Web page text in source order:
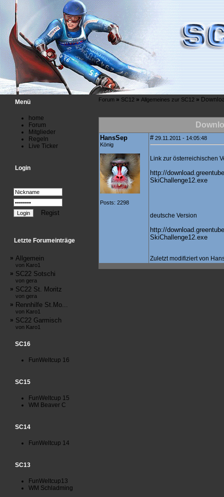
Menü
home
Forum
Mitglieder
Regeln
Live Ticker
Login
Regist
Letzte Forumeinträge
» Allgemein
von Karo1
» SC22 Sotschi
von gera
» SC22 St. Moritz
von gera
» Rennhilfe St.Mo...
von Karo1
» SC22 Garmisch
von Karo1
SC16
FunWeltcup 16
SC15
FunWeltcup 15
WM Beaver C
SC14
FunWeltcup 14
SC13
FunWeltcup13
WM Schladming
Forum» SC12» Allgemeines zur SC12»
HansSep
König
Posts: 2298
#29.11.2011 - 14:05:48
Link zur österreichischen
http://
SkiChallenge12.exe
deutsche Version
http://
SkiChallenge12.exe
Zuletzt modifiziert von